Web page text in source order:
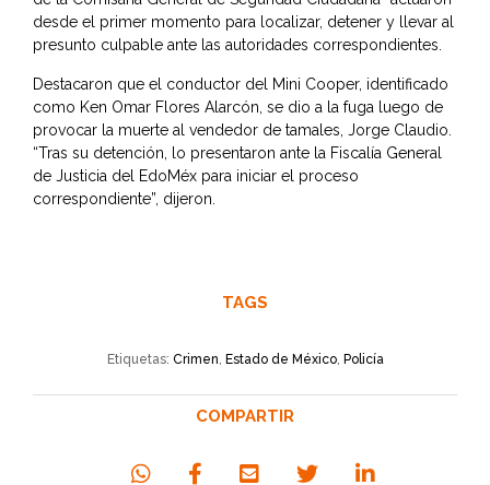
desde el primer momento para localizar, detener y llevar al
presunto culpable ante las autoridades correspondientes.
Destacaron que el conductor del Mini Cooper, identificado
como Ken Omar Flores Alarcón, se dio a la fuga luego de
provocar la muerte al vendedor de tamales, Jorge Claudio.
“Tras su detención, lo presentaron ante la Fiscalía General
de Justicia del EdoMéx para iniciar el proceso
correspondiente”, dijeron.
TAGS
Etiquetas: Crimen, Estado de México, Policía
COMPARTIR